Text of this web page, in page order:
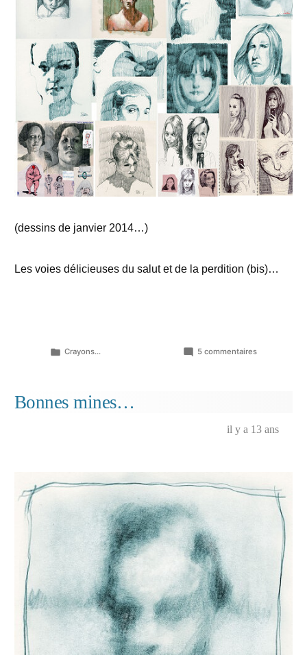
(dessins de janvier 2014…)
Les voies délicieuses du salut et de la perdition (bis)…
Publié
Crayons... 5 commentairessur
Bonnes mines…
il y a 13 ans